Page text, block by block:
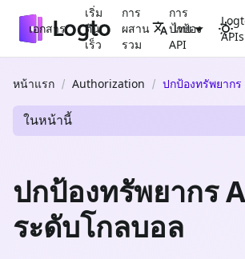
เอกสาร
เริ่ม
ต้น
เร็ว
การ
ผสาน
รวม
การ
ปกป้อง
API
APIs
ไทย
หน้าแรก Authorization ปกป้องทรัพยาก
ในหน้านี้
ปกป้องทรัพยากร
ระดับโกลบอล